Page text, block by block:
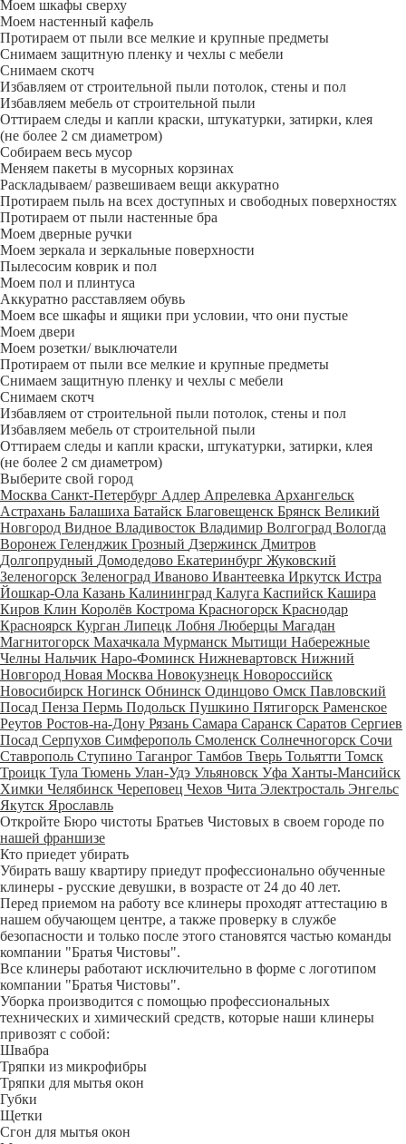
Моем шкафы сверху
Моем настенный кафель
Протираем от пыли все мелкие и крупные предметы
Снимаем защитную пленку и чехлы с мебели
Снимаем скотч
Избавляем от строительной пыли потолок, стены и пол
Избавляем мебель от строительной пыли
Оттираем следы и капли краски, штукатурки, затирки, клея
(не более 2 см диаметром)
Собираем весь мусор
Меняем пакеты в мусорных корзинах
Раскладываем/ развешиваем вещи аккуратно
Протираем пыль на всех доступных и свободных поверхностях
Протираем от пыли настенные бра
Моем дверные ручки
Моем зеркала и зеркальные поверхности
Пылесосим коврик и пол
Моем пол и плинтуса
Аккуратно расставляем обувь
Моем все шкафы и ящики при условии, что они пустые
Моем двери
Моем розетки/ выключатели
Протираем от пыли все мелкие и крупные предметы
Снимаем защитную пленку и чехлы с мебели
Снимаем скотч
Избавляем от строительной пыли потолок, стены и пол
Избавляем мебель от строительной пыли
Оттираем следы и капли краски, штукатурки, затирки, клея
(не более 2 см диаметром)
Выберите свой город
Москва Санкт-Петербург Адлер Апрелевка Архангельск
Астрахань Балашиха Батайск Благовещенск Брянск Великий
Новгород Видное Владивосток Владимир Волгоград Вологда
Воронеж Геленджик Грозный Дзержинск Дмитров
Долгопрудный Домодедово Екатеринбург Жуковский
Зеленогорск Зеленоград Иваново Ивантеевка Иркутск Истра
Йошкар-Ола Казань Калининград Калуга Каспийск Кашира
Киров Клин Королёв Кострома Красногорск Краснодар
Красноярск Курган Липецк Лобня Люберцы Магадан
Магнитогорск Махачкала Мурманск Мытищи Набережные
Челны Нальчик Наро-Фоминск Нижневартовск Нижний
Новгород Новая Москва Новокузнецк Новороссийск
Новосибирск Ногинск Обнинск Одинцово Омск Павловский
Посад Пенза Пермь Подольск Пушкино Пятигорск Раменское
Реутов Ростов-на-Дону Рязань Самара Саранск Саратов Сергиев
Посад Серпухов Симферополь Смоленск Солнечногорск Сочи
Ставрополь Ступино Таганрог Тамбов Тверь Тольятти Томск
Троицк Тула Тюмень Улан-Удэ Ульяновск Уфа Ханты-Мансийск
Химки Челябинск Череповец Чехов Чита Электросталь Энгельс
Якутск Ярославль
Откройте Бюро чистоты Братьев Чистовых в своем городе по
нашей франшизе
Кто приедет убирать
Убирать вашу квартиру приедут профессионально обученные
клинеры - русские девушки, в возрасте от 24 до 40 лет.
Перед приемом на работу все клинеры проходят аттестацию в
нашем обучающем центре, а также проверку в службе
безопасности и только после этого становятся частью команды
компании "Братья Чистовы".
Все клинеры работают исключительно в форме с логотипом
компании "Братья Чистовы".
Уборка производится с помощью профессиональных
технических и химический средств, которые наши клинеры
привозят с собой:
Швабра
Тряпки из микрофибры
Тряпки для мытья окон
Губки
Щетки
Сгон для мытья окон